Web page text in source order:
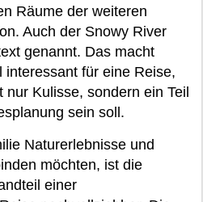
Räume der weiteren
Auch der Snowy River
genannt. Das macht
interessant für eine Reise,
nur Kulisse, sondern ein Teil
sein soll.
Naturerlebnisse und
möchten, ist die
einer